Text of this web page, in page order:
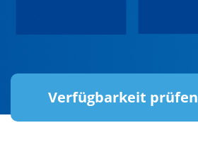
Verfügbarkeit prüfen